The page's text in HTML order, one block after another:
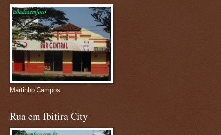
Martinho Campos
Rua em Ibitira City